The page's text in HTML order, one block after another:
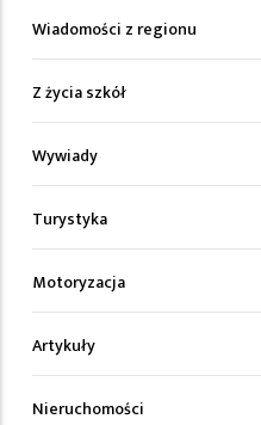
Wiadomości z regionu
Z życia szkół
Wywiady
Turystyka
Motoryzacja
Artykuły
Nieruchomości